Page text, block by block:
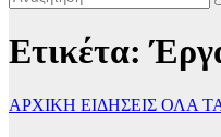
Ετικέτα:
ΑΡΧΙΚΗ ΕΙΔΗΣΕΙΣ ΟΛΑ